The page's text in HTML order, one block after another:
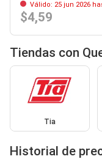
Válido: 25 jun 2026
$4,59
Tiendas con
Tia
Historial de